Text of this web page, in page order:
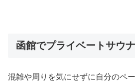
函館でプライベートサウ
混雑や周りを気にせずに自分のペ